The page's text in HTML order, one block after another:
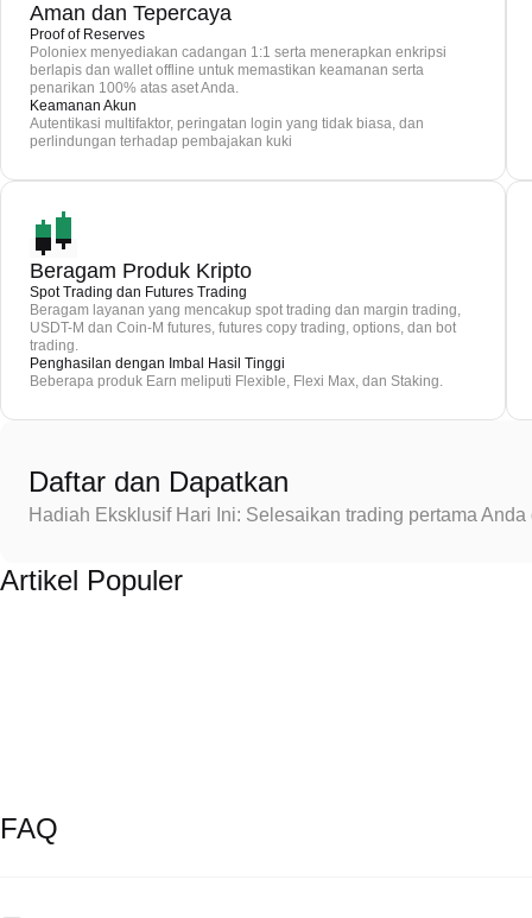
Aman dan Tepercaya
Proof of Reserves
Poloniex menyediakan cadangan 1:1 serta menerapkan enkripsi
berlapis dan wallet offline untuk memastikan keamanan serta
penarikan 100% atas aset Anda.
Keamanan Akun
Autentikasi multifaktor, peringatan login yang tidak biasa, dan
perlindungan terhadap pembajakan kuki
Beragam Produk Kripto
Spot Trading dan Futures Trading
Beragam layanan yang mencakup spot trading dan margin trading,
USDT-M dan Coin-M futures, futures copy trading, options, dan bot
trading.
Penghasilan dengan Imbal Hasil Tinggi
Beberapa produk Earn meliputi Flexible, Flexi Max, dan Staking.
Daftar dan Dapatkan
Hadiah Eksklusif Hari Ini: Selesaikan trading pertama
Artikel Populer
FAQ